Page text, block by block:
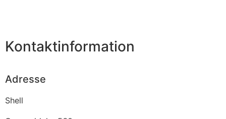
Kontaktinformation
Adresse
Shell